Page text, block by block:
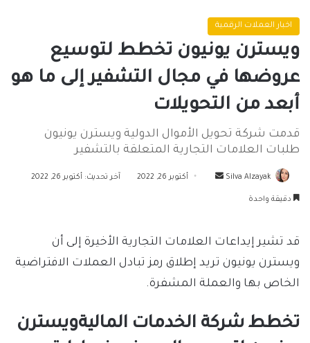
اخبار العملات الرقمية
ويسترن يونيون تخطط لتوسيع
عروضها في مجال التشفير إلى ما هو
أبعد من التحويلات
قدمت شركة تحويل الأموال الدولية ويسترن يونيون
طلبات العلامات التجارية المتعلقة بالتشفير
Silva Alzayak
أرسل
أكتوبر 26, 2022 آخر تحديث: أكتوبر 26, 2022
دقيقة واحدة
قد تشير إيداعات العلامات التجارية الأخيرة إلى أن
ويسترن يونيون تريد إطلاق رمز تبادل العملات الافتراضية
الخاص بها والعملة المشفرة.
تخطط شركة الخدمات الماليةويسترن